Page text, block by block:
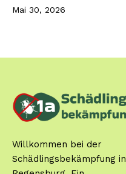
Mai 30, 2026
Willkommen bei der
Schädlingsbekämpfung in